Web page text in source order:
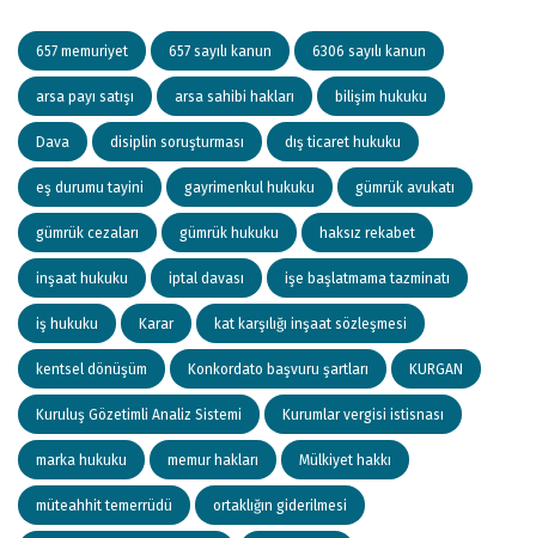
657 memuriyet 657 sayılı kanun 6306 sayılı kanun
arsa payı satışı arsa sahibi hakları bilişim hukuku
Dava disiplin soruşturması dış ticaret hukuku
eş durumu tayini gayrimenkul hukuku gümrük avukatı
gümrük cezaları gümrük hukuku haksız rekabet
inşaat hukuku iptal davası işe başlatmama tazminatı
iş hukuku Karar kat karşılığı inşaat sözleşmesi
kentsel dönüşüm Konkordato başvuru şartları KURGAN
Kuruluş Gözetimli Analiz Sistemi Kurumlar vergisi istisnası
marka hukuku memur hakları Mülkiyet hakkı
müteahhit temerrüdü ortaklığın giderilmesi